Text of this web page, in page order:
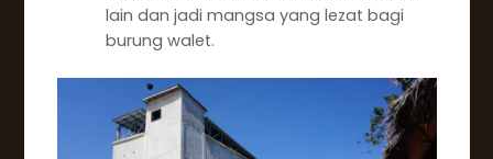
lain dan jadi mangsa yang lezat bagi
burung walet.